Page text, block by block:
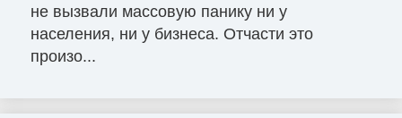
не вызвали массовую панику ни у
населения, ни у бизнеса. Отчасти это
произо...